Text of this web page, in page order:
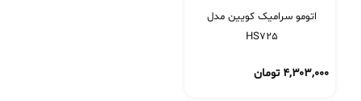
اتومو سرامیک کویین مدل
HS725
۴,۳۰۳,۰۰۰ تومان